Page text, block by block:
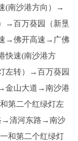
(南沙港方向）→
→百万葵园（新垦
→佛开高速→广佛
快速(南沙港方
左转）→百万葵园
金山大道→南沙港
第二个红绿灯左
→清河东路→南沙
和第二个红绿灯